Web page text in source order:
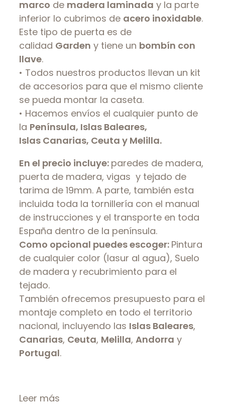
marco de madera laminada y la parte
inferior lo cubrimos de acero inoxidable.
Este tipo de puerta es de
calidad Garden y tiene un bombín con
llave.
• Todos nuestros productos llevan un kit
de accesorios para que el mismo cliente
se pueda montar la caseta.
• Hacemos envíos el cualquier punto de
la Península, Islas Baleares,
Islas Canarias, Ceuta y Melilla.
En el precio incluye: paredes de madera,
puerta de madera, vigas y tejado de
tarima de 19mm. A parte, también esta
incluida toda la tornillería con el manual
de instrucciones y el transporte en toda
España dentro de la península.
Como opcional puedes escoger: Pintura
de cualquier color (lasur al agua), Suelo
de madera y recubrimiento para el
tejado.
También ofrecemos presupuesto para el
montaje completo en todo el territorio
nacional, incluyendo las Islas Baleares,
Canarias, Ceuta, Melilla, Andorra y
Portugal.
Leer más